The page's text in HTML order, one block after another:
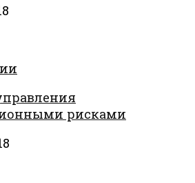
рисками